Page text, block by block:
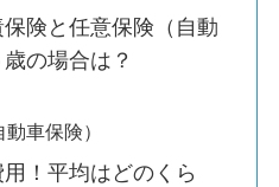
険と任意保険（自動
の場合は？
車保険）
！平均はどのくら